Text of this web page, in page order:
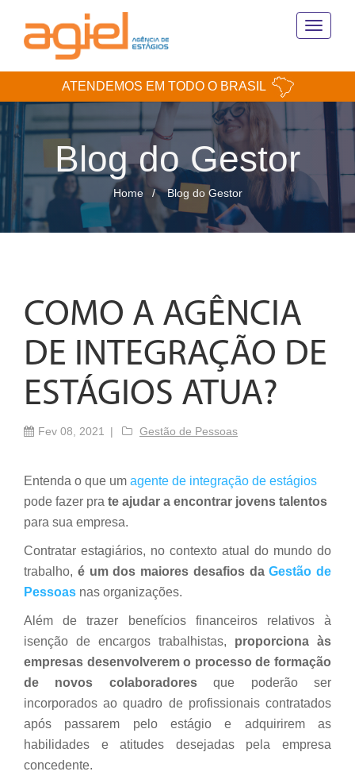
Toggle
ATENDEMOS EM TODO O BRASIL
Blog do Gestor
Home Blog do Gestor
COMO A AGÊNCIA
DE INTEGRAÇÃO DE
ESTÁGIOS ATUA?
Fev 08, 2021 Gestão de Pessoas
Entenda o que um agente de integração de estágios
pode fazer pra te ajudar a encontrar jovens talentos
para sua empresa.
Contratar estagiários, no contexto atual do mundo do
trabalho, é um dos maiores desafios daGestão de
Pessoas nas organizações.
Além de trazer benefícios financeiros relativos à
isenção de encargos trabalhistas, proporciona às
empresas desenvolverem o processo de formação
de novos colaboradoresque poderão ser
incorporados ao quadro de profissionais contratados
após passarem pelo estágio e adquirirem as
habilidades e atitudes desejadas pela empresa
concedente.